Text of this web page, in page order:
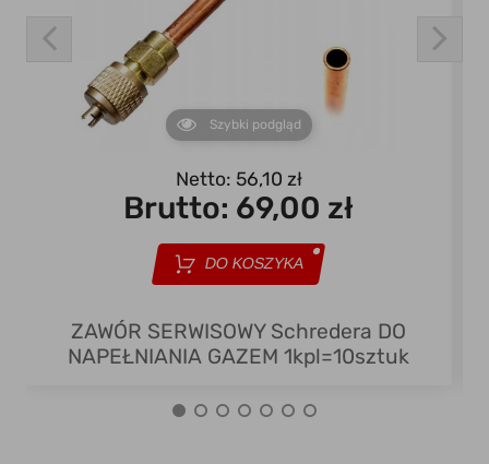
Szybki podgląd
ZAWÓR SERWISOWY Schredera DO
NAPEŁNIANIA GAZEM 1kpl=10sztuk
Netto: 56,10 zł
Brutto: 69,00 zł
DO KOSZYKA